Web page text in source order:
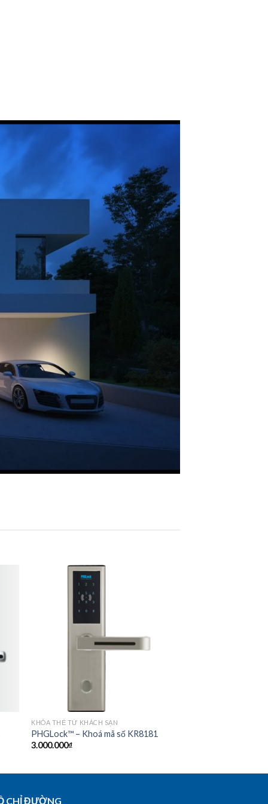
KHÓA THẺ TỪ KHÁCH SẠN
PHGLock™ – Khoá mã số KR8181
3.000.000₫
CHỈ ĐƯỜNG